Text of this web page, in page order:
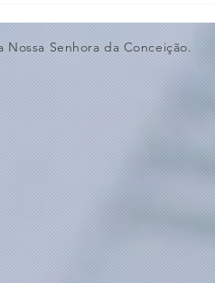
Violino🎻
Senhora da Conceição.